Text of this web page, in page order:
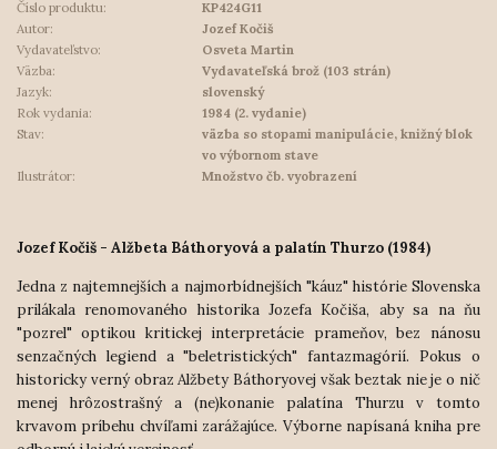
Číslo produktu:
KP424G11
Autor:
Jozef Kočiš
Vydavateľstvo:
Osveta Martin
Väzba:
Vydavateľská brož (103 strán)
Jazyk:
slovenský
Rok vydania:
1984 (2. vydanie)
Stav:
väzba so stopami manipulácie, knižný blok
vo výbornom stave
Ilustrátor:
Množstvo čb. vyobrazení
Jozef Kočiš - Alžbeta Báthoryová a palatín Thurzo (1984)
Jedna z najtemnejších a najmorbídnejších "káuz" histórie Slovenska
prilákala renomovaného historika Jozefa Kočiša, aby sa na ňu
"pozrel" optikou kritickej interpretácie prameňov, bez nánosu
senzačných legiend a "beletristických" fantazmagórií. Pokus o
historicky verný obraz Alžbety Báthoryovej však beztak nie je o nič
menej hrôzostrašný a (ne)konanie palatína Thurzu v tomto
krvavom príbehu chvíľami zarážajúce. Výborne napísaná kniha pre